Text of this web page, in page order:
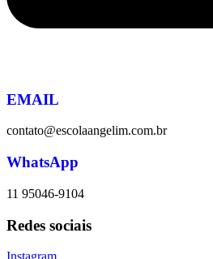
EMAIL
contato@escolaangelim.com.br
WhatsApp
11 95046-9104
Redes sociais